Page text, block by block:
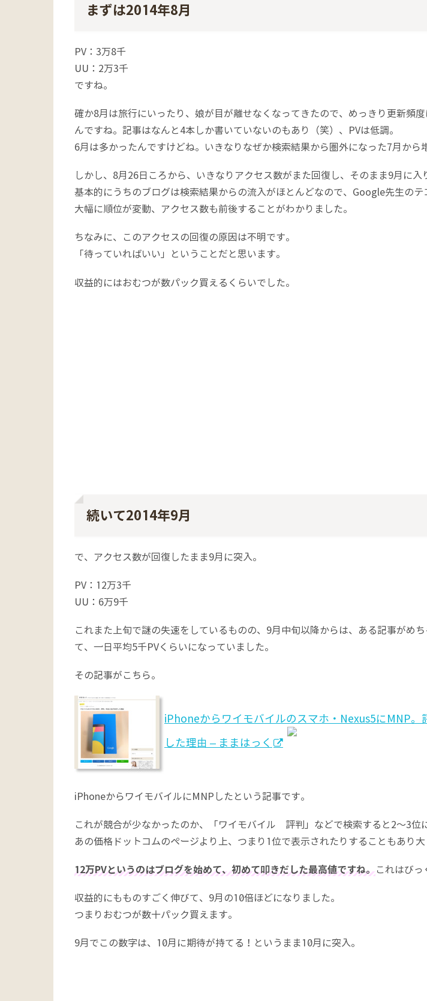
まずは2014年8月
PV：3万8千
UU：2万3千
ですね。
確か8月は旅行にいったり、娘が目が離せなくなってきたので、めっきり更新頻
んですね。記事はなんと4本しか書いていないのもあり（笑）、PVは低調。
6月は多かったんですけどね。いきなりなぜか検索結果から圏外になった7月から
しかし、8月26日ころから、いきなりアクセス数がまた回復し、そのまま9月に入
基本的にうちのブログは検索結果からの流入がほとんどなので、Google先生のテ
大幅に順位が変動、アクセス数も前後することがわかりました。
ちなみに、このアクセスの回復の原因は不明です。
「待っていればいい」ということだと思います。
収益的にはおむつが数パック買えるくらいでした。
続いて2014年9月
で、アクセス数が回復したまま9月に突入。
PV：12万3千
UU：6万9千
これまた上旬で謎の失速をしているものの、9月中旬以降からは、ある記事がめ
て、一日平均5千PVくらいになっていました。
その記事がこちら。
iPhoneからワイモバイルのスマホ・Nexus5にMNP。
した理由 – ままはっく
iPhoneからワイモバイルにMNPしたという記事です。
これが競合が少なかったのか、「ワイモバイル 評判」などで検索すると2〜3位
あの価格ドットコムのページより上、つまり1位で表示されたりすることもあり大
12万PVというのはブログを始めて、初めて叩きだした最高値ですね。これはびっ
収益的にもものすごく伸びて、9月の10倍ほどになりました。
つまりおむつが数十パック買えます。
9月でこの数字は、10月に期待が持てる！というまま10月に突入。